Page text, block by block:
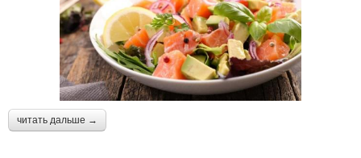
читать дальше →